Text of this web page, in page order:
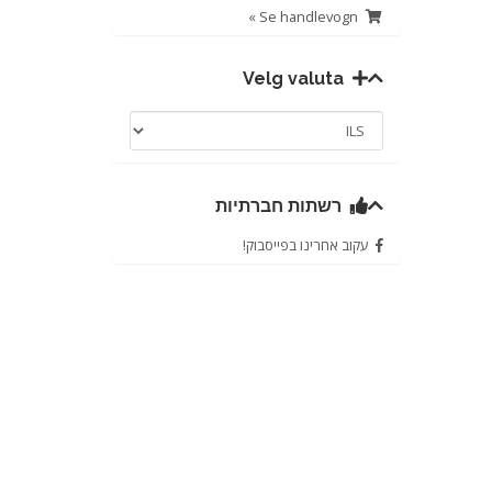
Se handlevogn »
Velg valuta
רשתות חברתיות
עקוב אחרינו בפייסבוק!